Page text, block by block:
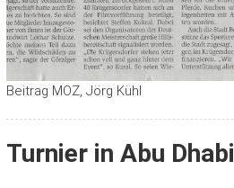
Beitrag MOZ, Jörg Kühl
Turnier in Abu Dhabi